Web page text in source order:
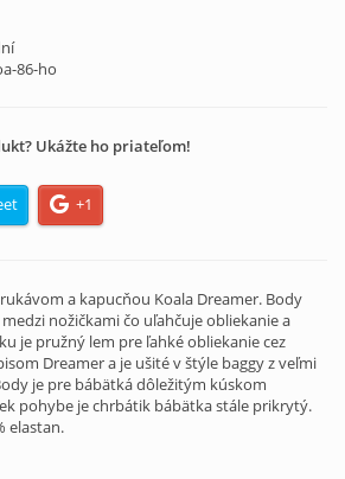
86-ho
Ukážte ho priateľom!
+1
a kapucňou Koala Dreamer. Body
nožičkami čo uľahčuje obliekanie a
je pružný lem pre ľahké obliekanie cez
Dreamer a je ušité v štýle baggy z veľmi
je pre bábätká dôležitým kúskom
pohybe je chrbátik bábätka stále prikrytý.
elastan.